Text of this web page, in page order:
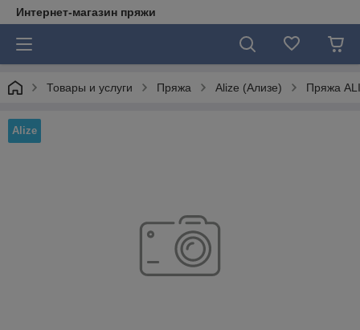
Интернет-магазин пряжи
Товары и услуги Пряжа Alize (Ализе) Пряжа
Alize